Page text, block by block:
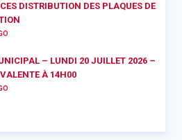
DISTRIBUTION DES PLAQUES DE
– LUNDI 20 JUILLET 2026 –
À 14H00